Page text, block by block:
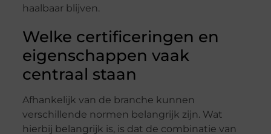
haalbaar blijven.
Welke certificeringen en
eigenschappen vaak
centraal staan
Afhankelijk van de branche kunnen
verschillende normen belangrijk zijn. Wat
hierbij belangrijk is, is dat de combinatie van